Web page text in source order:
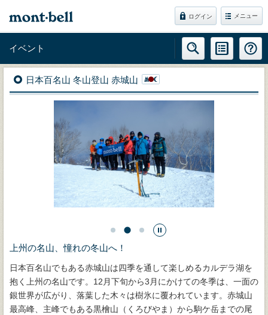
ログイン メニュー
イベント
日本百名山 冬山登山 赤城山
上州の名山、憧れの冬山へ！
日本百名山でもある赤城山は四季を通して楽しめるカルデラ湖を
抱く上州の名山です。12月下旬から3月にかけての冬季は、一面の
銀世界が広がり、落葉した木々は樹氷に覆われています。赤城山
最高峰、主峰でもある黒檜山（くろびやま）から駒ケ岳までの尾